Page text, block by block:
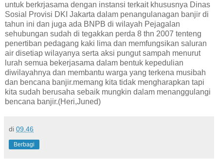
untuk berkrjasama dengan instansi terkait khususnya Dinas
Sosial Provisi DKI Jakarta dalam penangulanagan banjir di
tahun ini dan juga ada BNPB di wilayah Pejagalan
sehubungan sudah di tegakkan perda 8 thn 2007 tenteng
penertiban pedagang kaki lima dan memfungsikan saluran
air disetiap wilayanya serta aksi pungut sampah menurut
lurah semua bekerjasama dalam bentuk kepedulian
diwilayahnya dan membantu warga yang terkena musibah
dan bencana banjir.memang kita tidak mengharapkan tapi
kita sudah berusaha sebaik mungkin dalam menanggulangi
bencana banjir.(Heri,Juned)
di 09.46
Berbagi